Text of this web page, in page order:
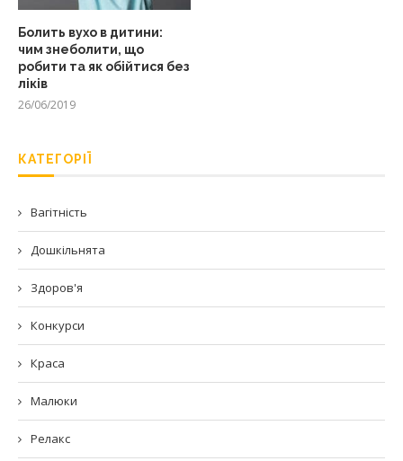
Болить вухо в дитини:
чим знеболити, що
робити та як обійтися без
ліків
26/06/2019
КАТЕГОРІЇ
Вагітність
Дошкільнята
Здоров'я
Конкурси
Краса
Малюки
Релакс